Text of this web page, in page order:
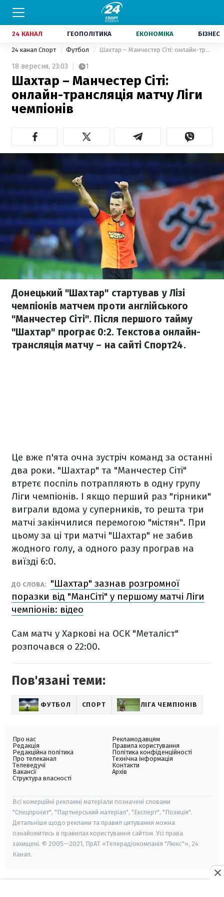
24 КАНАЛ ГЕОПОЛІТИКА ЕКОНОМІКА БІЗНЕС
24 канал Спорт Футбол Шахтар – Манчестер Сіті: онлайн-трансляція матчу Ліги чемпіонів
18 вересня, 23:03 1
Шахтар – Манчестер Сіті:
онлайн-трансляція матчу Ліги
чемпіонів
Донецький "Шахтар" стартував у Лізі
чемпіонів матчем проти англійського
"Манчестер Сіті". Після першого тайму
"Шахтар" програє 0:2. Текстова онлайн-
трансляція матчу – на сайті Спорт24.
Це вже п'ята очна зустріч команд за останні
два роки. "Шахтар" та "Манчестер Сіті"
втретє поспіль потрапляють в одну групу
Ліги чемпіонів. І якщо перший раз "гірники"
виграли вдома у суперників, то решта три
матчі закінчилися перемогою "містян". При
цьому за ці три матчі "Шахтар" не забив
жодного голу, а одного разу програв на
виїзді 6:0.
ДО СЛОВА:
"Шахтар" зазнав розгромної
поразки від "МанСіті" у першому матчі Ліги
чемпіонів: відео
Сам матч у Харкові на ОСК "Металіст"
розпочався о 22:00.
Пов'язані теми:
ФУТБОЛ СПОРТ ЛІГА ЧЕМПІОНІВ
Про нас
Редакція
Редакційна політика
Про телеканал
Телеведучі
Вакансії
Структура власності
Рекламодавцям
Правила користування
Політика конфіденційності
Технічна інформація
Контакти
Архів
Всі комерційні рекламні матеріали позначені словами
"Спецпроєкт", "Партнерський матеріал", "Експерт", "Позиція".
Детальніше щодо реклами та правил цитування можна
ознайомитись в правилах користування сайтом. Усі права
захищені. © 2005—2021, ПрАТ «Телерадіокомпанія "Люкс"», 24
Канал.